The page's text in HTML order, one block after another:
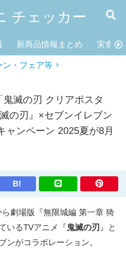
チェッカー
新商品情報まとめ 実食レ
ン・フェア等
滅の刃 クリアポスタ
の刃』×セブンイレブン
ャンペーン 2025夏が8月
B!
劇場版『無限城編 第一章 猗
いるTVアニメ『 鬼滅の刃 』と
ンがコラボレーション。